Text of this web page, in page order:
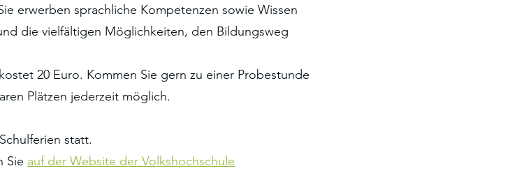
erwerben sprachliche Kompetenzen sowie Wissen
die vielfältigen Möglichkeiten, den Bildungsweg
20 Euro. Kommen Sie gern zu einer Probestunde
Plätzen jederzeit möglich.
statt.
Sie auf der Website der Volkshochschule